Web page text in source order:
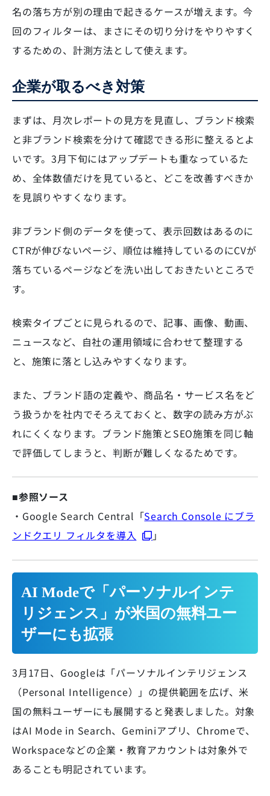
名の落ち方が別の理由で起きるケースが増えます。今
回のフィルターは、まさにその切り分けをやりやすく
するための、計測方法として使えます。
企業が取るべき対策
まずは、月次レポートの見方を見直し、ブランド検索
と非ブランド検索を分けて確認できる形に整えるとよ
いです。3月下旬にはアップデートも重なっているた
め、全体数値だけを見ていると、どこを改善すべきか
を見誤りやすくなります。
非ブランド側のデータを使って、表示回数はあるのに
CTRが伸びないページ、順位は維持しているのにCVが
落ちているページなどを洗い出しておきたいところで
す。
検索タイプごとに見られるので、記事、画像、動画、
ニュースなど、自社の運用領域に合わせて整理する
と、施策に落とし込みやすくなります。
また、ブランド語の定義や、商品名・サービス名をど
う扱うかを社内でそろえておくと、数字の読み方がぶ
れにくくなります。ブランド施策とSEO施策を同じ軸
で評価してしまうと、判断が難しくなるためです。
■参照ソース
・Google Search Central「Search Console にブラ
ンドクエリ フィルタを導入
」
AI Modeで「パーソナルインテ
リジェンス」が米国の無料ユー
ザーにも拡張
3月17日、Googleは「パーソナルインテリジェンス
（Personal Intelligence）」の提供範囲を広げ、米
国の無料ユーザーにも展開すると発表しました。対象
はAI Mode in Search、Geminiアプリ、Chromeで、
Workspaceなどの企業・教育アカウントは対象外で
あることも明記されています。